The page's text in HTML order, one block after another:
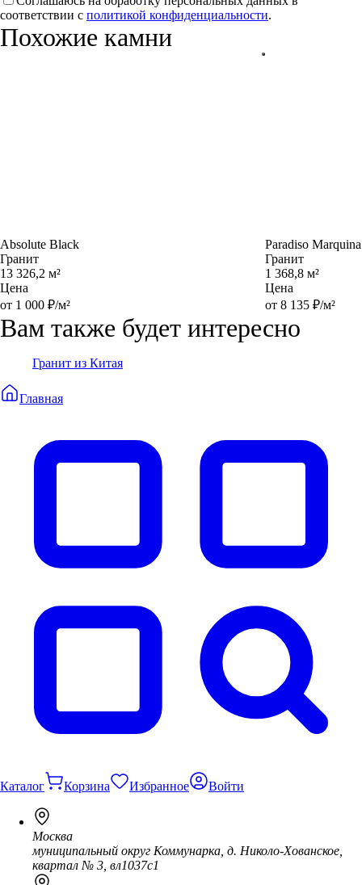
соответствии с политикой конфиденциальности.
Похожие камни
Absolute Black
Гранит
13 326,2 м²
Цена
от 1 000 ₽/м²
Paradiso Marquina
Гранит
1 368,8 м²
Цена
от 8 135 ₽/м²
Вам также будет интересно
Гранит из Китая
Главная
Каталог Корзина Избранное Войти
Москва
муниципальный округ Коммунарка, д. Николо-Хованское,
квартал № 3, вл1037с1